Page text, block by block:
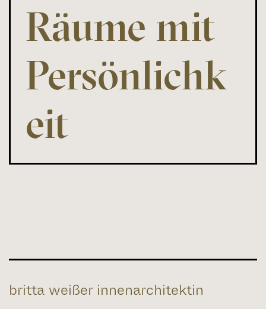
Räume mit
Persönlichk
eit
britta weißer innenarchitektin